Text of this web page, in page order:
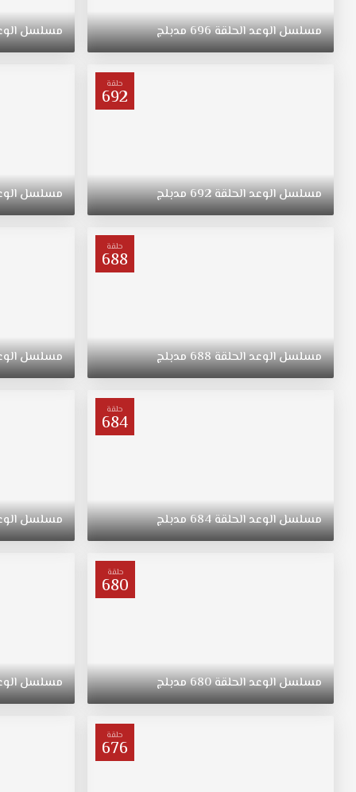
التي
ولدت
في
مدبلج
الحلقة
تبقى
"ريهان"
171
مدبلج
قصة
متواضعة
وشابة
وجميلة
مسلسلالوعدالحلقة696مدبلج مسلسل
حلقة
692
مسلسلالوعدالحلقة692مدبلج مسلسل
حلقة
688
مسلسلالوعدالحلقة688مدبلج مسلسل
حلقة
684
مسلسلالوعدالحلقة684مدبلج مسلسل
حلقة
680
مسلسلالوعدالحلقة680مدبلج مسلسل
حلقة
676